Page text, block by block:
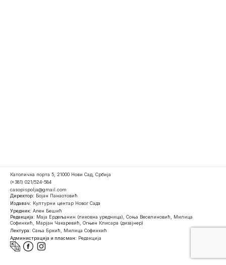
Католичка порта 5, 21000 Нови Сад, Србија
(+381) 021/524-584
casopispolja@gmail.com
Директор: Бојан Панаотовић
Издавач: Културни центар Новог Сада
Уредник: Ален Бешић
Редакција: Маја Ердељанин (ликовна уредница), Соња Веселиновић, Милица
Софинкић, Марјан Чакаревић, Огњен Клисара (дизајнер)
Лектура: Сања Бркић, Милица Софинкић
Администрација и пласман: Редакција